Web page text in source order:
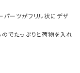
パーツがフリル状にデザ
のでたっぷりと荷物を入れ